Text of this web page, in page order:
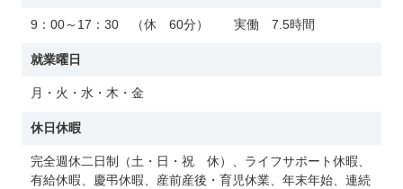
9：00～17：30 （休 60分） 実働 7.5時間
就業曜日
月・火・水・木・金
休日休暇
完全週休二日制（土・日・祝 休）、ライフサポート休暇、
有給休暇、慶弔休暇、産前産後・育児休業、年末年始、連続